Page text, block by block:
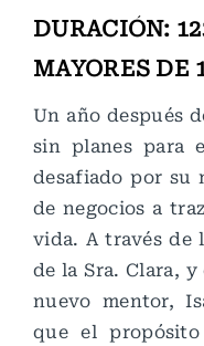
DURACIÓN:
MAYORES DE
Un año después
sin planes para
desafiado por su
de negocios a
vida. A través de
de la Sra. Clara,
nuevo mentor,
que el